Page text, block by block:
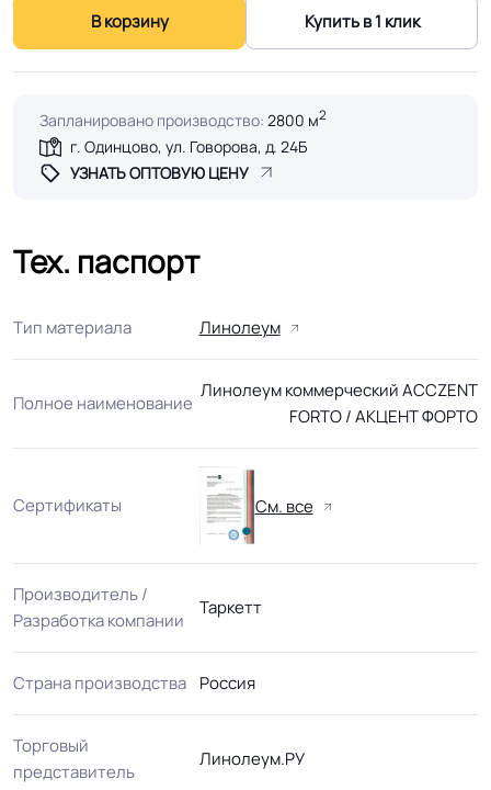
В корзину Купить в 1 клик
Запланировано производство: 2800 м2
г. Одинцово, ул. Говорова, д. 24Б
УЗНАТЬ ОПТОВУЮ ЦЕНУ
Тех. паспорт
Тип материала Линолеум
Полное наименование
Линолеум коммерческий ACCZENT
FORTO / АКЦЕНТ ФОРТО
Сертификаты См. все
Производитель /
Разработка компании
Таркетт
Страна производства Россия
Торговый
представитель
Линолеум.РУ